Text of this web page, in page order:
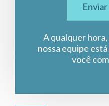
A qualquer
nossa equipe
você